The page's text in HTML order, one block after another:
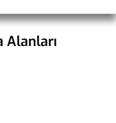
Alanları